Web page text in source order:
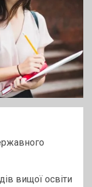
вищої освіти